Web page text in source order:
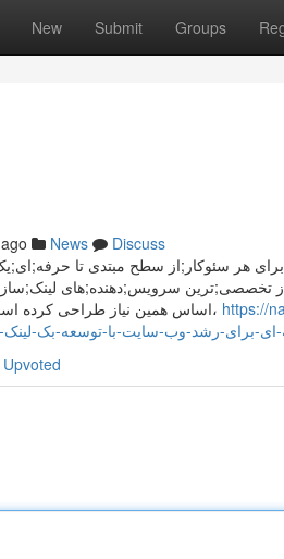
New Submit Groups
News
Discuss
هر سئوکار;از سطح مبتدی تا
تخصصی;ترین سرویس;دهنده;های
اساس همین نیاز طراحی کرده است؛ با ساختار پکیج;های استاندارد، https://